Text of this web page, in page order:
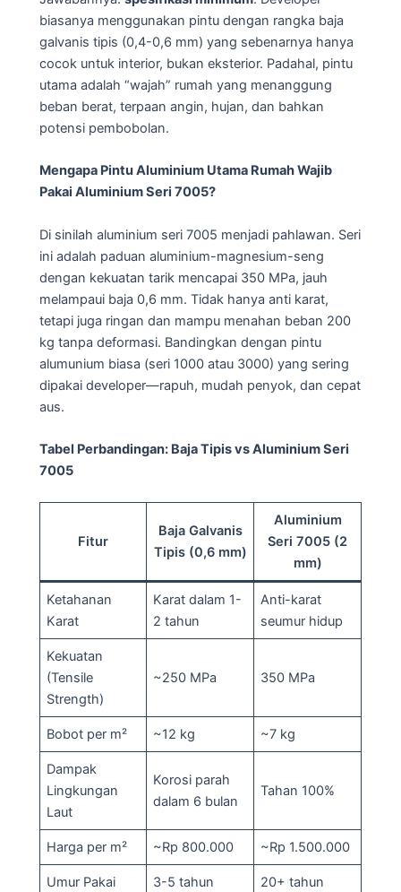
biasanya menggunakan pintu dengan rangka baja
galvanis tipis (0,4-0,6 mm) yang sebenarnya hanya
cocok untuk interior, bukan eksterior. Padahal, pintu
utama adalah “wajah” rumah yang menanggung
beban berat, terpaan angin, hujan, dan bahkan
potensi pembobolan.
Mengapa Pintu Aluminium Utama Rumah Wajib
Pakai Aluminium Seri 7005?
Di sinilah aluminium seri 7005 menjadi pahlawan. Seri
ini adalah paduan aluminium-magnesium-seng
dengan kekuatan tarik mencapai 350 MPa, jauh
melampaui baja 0,6 mm. Tidak hanya anti karat,
tetapi juga ringan dan mampu menahan beban 200
kg tanpa deformasi. Bandingkan dengan pintu
alumunium biasa (seri 1000 atau 3000) yang sering
dipakai developer—rapuh, mudah penyok, dan cepat
aus.
Tabel Perbandingan: Baja Tipis vs Aluminium Seri
7005
Fitur
Baja Galvanis
Tipis (0,6 mm)
Aluminium
Seri 7005 (2
mm)
Ketahanan
Karat
Karat dalam 1-
2 tahun
Anti-karat
seumur hidup
Kekuatan
(Tensile
Strength)
~250 MPa 350 MPa
Bobot per m² ~12 kg ~7 kg
Dampak
Lingkungan
Laut
Korosi parah
dalam 6 bulan
Tahan 100%
Harga per m² ~Rp 800.000 ~Rp 1.500.000
Umur Pakai 3-5 tahun 20+ tahun